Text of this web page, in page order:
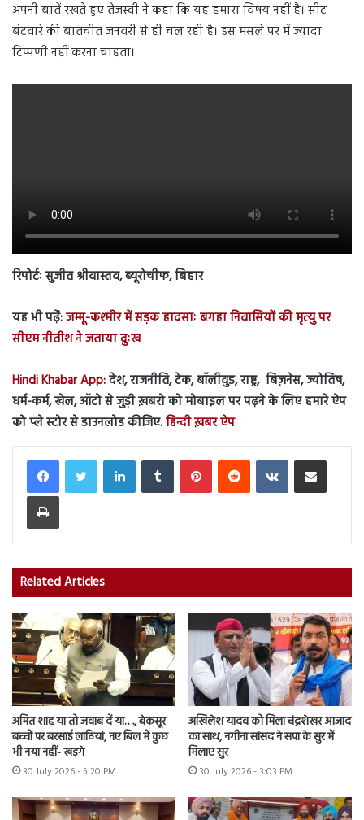
अपनी बातें रखते हुए तेजस्वी ने कहा कि यह हमारा विषय नहीं है। सीट
बंटवारे की बातचीत जनवरी से ही चल रही है। इस मसले पर में ज्यादा
टिप्पणी नहीं करना चाहता।
रिपोर्टः सुजीत श्रीवास्तव, ब्यूरोचीफ, बिहार
यह भी पढ़ें:जम्मू-कश्मीर में सड़क हादसाः बगहा निवासियों की मृत्यु पर
सीएम नीतीश ने जताया दुःख
Hindi Khabar App:देश, राजनीति, टेक, बॉलीवुड, राष्ट्र, बिज़नेस, ज्योतिष,
धर्म-कर्म, खेल, ऑटो से जुड़ी ख़बरो को मोबाइल पर पढ़ने के लिए हमारे ऐप
को प्ले स्टोर से डाउनलोड कीजिए.हिन्दी ख़बर ऐप
LinkedInTumblr PinterestReddit VKontakteShare via Email
Print
Related Articles
अमित शाह या तो जवाब दें या…., बेकसूर
बच्चों पर बरसाई लाठियां, नए बिल में कुछ
भी नया नहीं- खड़गे
30 July 2026 - 5:20 PM
अखिलेश यादव को मिला चंद्रशेखर आजाद
का साथ, नगीना सांसद ने सपा के सुर में
मिलाए सुर
30 July 2026 - 3:03 PM